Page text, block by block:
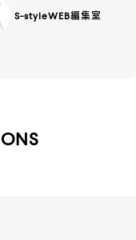
S-styleWEB編集室